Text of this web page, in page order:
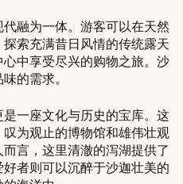
融为一体。游客可以在天然
索充满昔日风情的传统露天
中享受尽兴的购物之旅。沙
的需求。
一座文化与历史的宝库。这
为观止的博物馆和雄伟壮观
言，这里清澈的泻湖提供了
者则可以沉醉于沙迦壮美的